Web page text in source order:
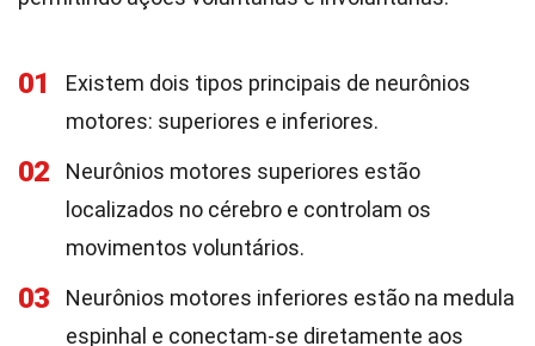
01
Existem dois tipos principais de neurônios
motores: superiores e inferiores.
02
Neurônios motores superiores estão
localizados no cérebro e controlam os
movimentos voluntários.
03
Neurônios motores inferiores estão na medula
espinhal e conectam-se diretamente aos